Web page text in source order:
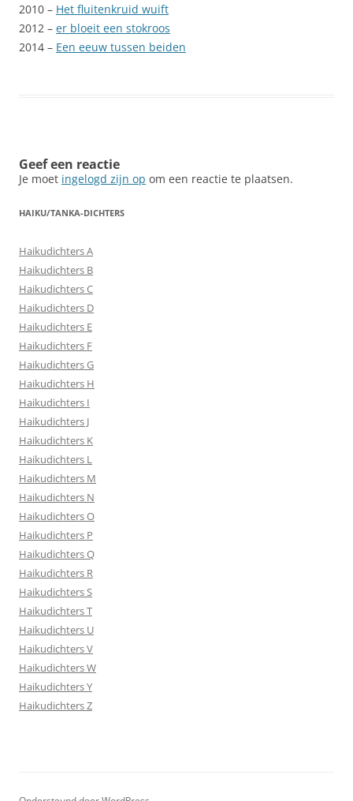
2010 – Het fluitenkruid wuift
2012 – er bloeit een stokroos
2014 – Een eeuw tussen beiden
Geef een reactie
Je moet ingelogd zijn op om een reactie te plaatsen.
HAIKU/TANKA-DICHTERS
Haikudichters A
Haikudichters B
Haikudichters C
Haikudichters D
Haikudichters E
Haikudichters F
Haikudichters G
Haikudichters H
Haikudichters I
Haikudichters J
Haikudichters K
Haikudichters L
Haikudichters M
Haikudichters N
Haikudichters O
Haikudichters P
Haikudichters Q
Haikudichters R
Haikudichters S
Haikudichters T
Haikudichters U
Haikudichters V
Haikudichters W
Haikudichters Y
Haikudichters Z